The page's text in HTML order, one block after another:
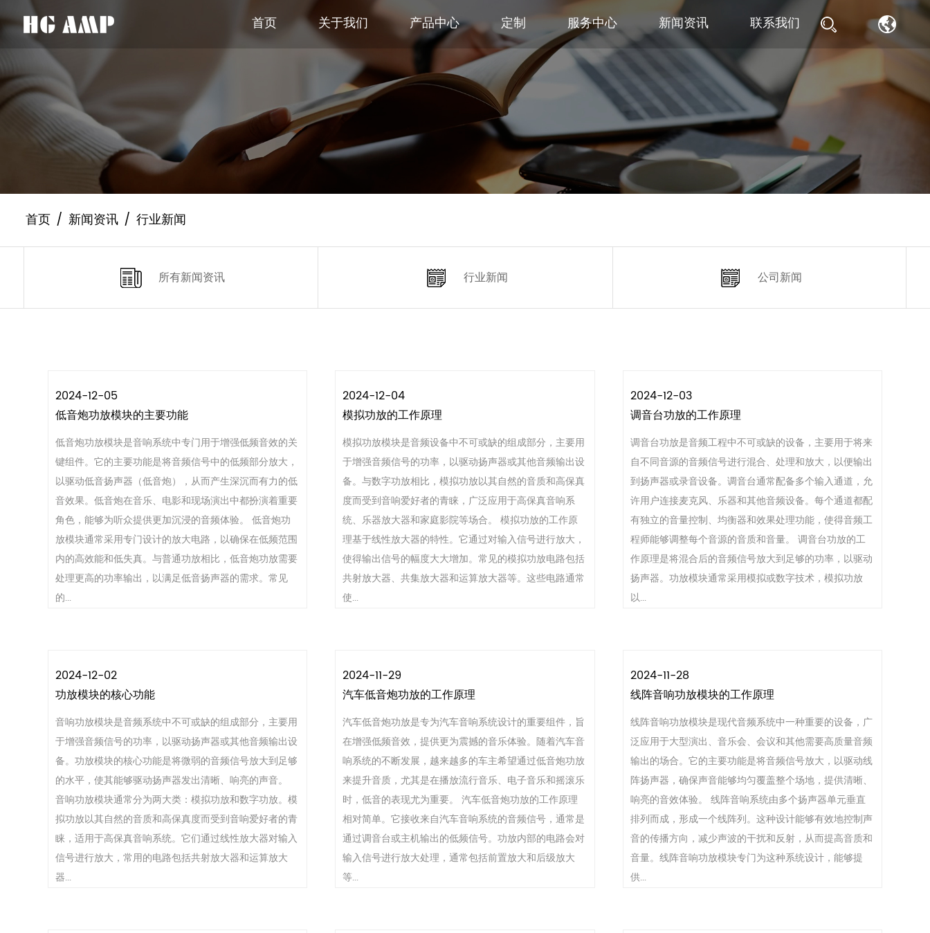
首页 关于我们 产品中心 定制 服务中心 新闻资讯 联系我们
首页 / 新闻资讯 / 行业新闻
所有新闻资讯 行业新闻 公司新闻
2024-12-05
低音炮功放模块的主要功能
低音炮功放模块是音响系统中专门用于增强低频音效的关
键组件。它的主要功能是将音频信号中的低频部分放大，
以驱动低音扬声器（低音炮），从而产生深沉而有力的低
音效果。低音炮在音乐、电影和现场演出中都扮演着重要
角色，能够为听众提供更加沉浸的音频体验。 低音炮功
放模块通常采用专门设计的放大电路，以确保在低频范围
内的高效能和低失真。与普通功放相比，低音炮功放需要
处理更高的功率输出，以满足低音扬声器的需求。常见
的...
2024-12-04
模拟功放的工作原理
模拟功放模块是音频设备中不可或缺的组成部分，主要用
于增强音频信号的功率，以驱动扬声器或其他音频输出设
备。与数字功放相比，模拟功放以其自然的音质和高保真
度而受到音响爱好者的青睐，广泛应用于高保真音响系
统、乐器放大器和家庭影院等场合。 模拟功放的工作原
理基于线性放大器的特性。它通过对输入信号进行放大，
使得输出信号的幅度大大增加。常见的模拟功放电路包括
共射放大器、共集放大器和运算放大器等。这些电路通常
使...
2024-12-03
调音台功放的工作原理
调音台功放是音频工程中不可或缺的设备，主要用于将来
自不同音源的音频信号进行混合、处理和放大，以便输出
到扬声器或录音设备。调音台通常配备多个输入通道，允
许用户连接麦克风、乐器和其他音频设备。每个通道都配
有独立的音量控制、均衡器和效果处理功能，使得音频工
程师能够调整每个音源的音质和音量。 调音台功放的工
作原理是将混合后的音频信号放大到足够的功率，以驱动
扬声器。功放模块通常采用模拟或数字技术，模拟功放
以...
2024-12-02
功放模块的核心功能
音响功放模块是音频系统中不可或缺的组成部分，主要用
于增强音频信号的功率，以驱动扬声器或其他音频输出设
备。功放模块的核心功能是将微弱的音频信号放大到足够
的水平，使其能够驱动扬声器发出清晰、响亮的声音。
音响功放模块通常分为两大类：模拟功放和数字功放。模
拟功放以其自然的音质和高保真度而受到音响爱好者的青
睐，适用于高保真音响系统。它们通过线性放大器对输入
信号进行放大，常用的电路包括共射放大器和运算放大
器...
2024-11-29
汽车低音炮功放的工作原理
汽车低音炮功放是专为汽车音响系统设计的重要组件，旨
在增强低频音效，提供更为震撼的音乐体验。随着汽车音
响系统的不断发展，越来越多的车主希望通过低音炮功放
来提升音质，尤其是在播放流行音乐、电子音乐和摇滚乐
时，低音的表现尤为重要。 汽车低音炮功放的工作原理
相对简单。它接收来自汽车音响系统的音频信号，通常是
通过调音台或主机输出的低频信号。功放内部的电路会对
输入信号进行放大处理，通常包括前置放大和后级放大
等...
2024-11-28
线阵音响功放模块的工作原理
线阵音响功放模块是现代音频系统中一种重要的设备，广
泛应用于大型演出、音乐会、会议和其他需要高质量音频
输出的场合。它的主要功能是将音频信号放大，以驱动线
阵扬声器，确保声音能够均匀覆盖整个场地，提供清晰、
响亮的音效体验。 线阵音响系统由多个扬声器单元垂直
排列而成，形成一个线阵列。这种设计能够有效地控制声
音的传播方向，减少声波的干扰和反射，从而提高音质和
音量。线阵音响功放模块专门为这种系统设计，能够提
供...